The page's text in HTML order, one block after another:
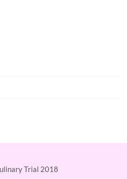
Trial 2018